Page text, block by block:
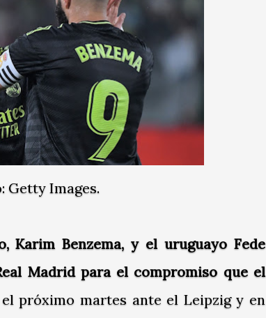
Getty Images.
Karim Benzema, y el uruguayo Fede
Madrid para el compromiso que el
próximo martes ante el Leipzig y en